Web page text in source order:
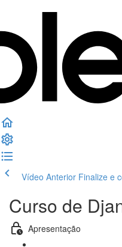
Vídeo Anterior Finalize e
Curso de
Apresentação